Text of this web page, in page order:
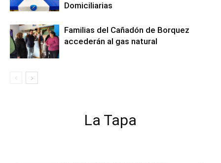
Domiciliarias
Familias del Cañadón de Borquez
accederán al gas natural
La Tapa